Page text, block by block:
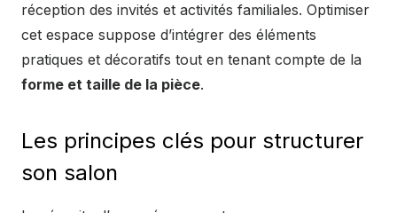
réception des invités et activités familiales. Optimiser
cet espace suppose d’intégrer des éléments
pratiques et décoratifs tout en tenant compte de la
forme et taille de la pièce.
Les principes clés pour structurer
son salon